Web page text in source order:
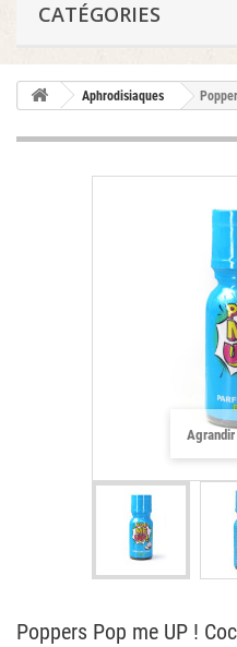
CATÉGORIES
Aphrodisiaques
Poppers Pop me UP !